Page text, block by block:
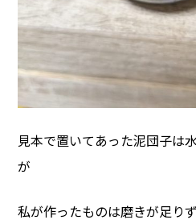
見本で置いてあった泥団子は
が
私が作ったものは磨きが足り